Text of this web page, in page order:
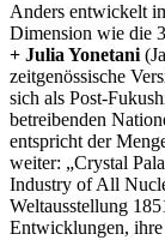
Anders entwickelt
Dimension wie die
+ Julia Yonetani
zeitgenössische
sich als Post-
betreibenden
entspricht der
weiter: „Crystal
Industry of All
Weltausstellung
Entwicklungen,